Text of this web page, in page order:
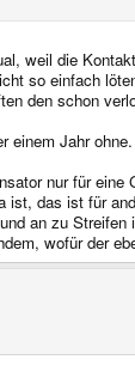
weil die
so einfach
den schon
einem Jahr ohne.
nur für eine
ist, das ist für
an zu Streifen
wofür der